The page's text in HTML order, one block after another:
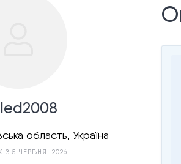
область, Україна
З 5 ЧЕРВНЯ, 2026